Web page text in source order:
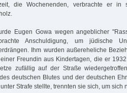
die Wochenenden, verbrachte er in
Eugen Gowa wegen angeblicher
Anschuldigung, um jüdische
Ihm wurden außereheliche
Freundin aus Kindertagen, die er
zufällig auf der Straße
deutschen Blutes und der deutschen
Strafe stellte, trennten sie sich, um sich